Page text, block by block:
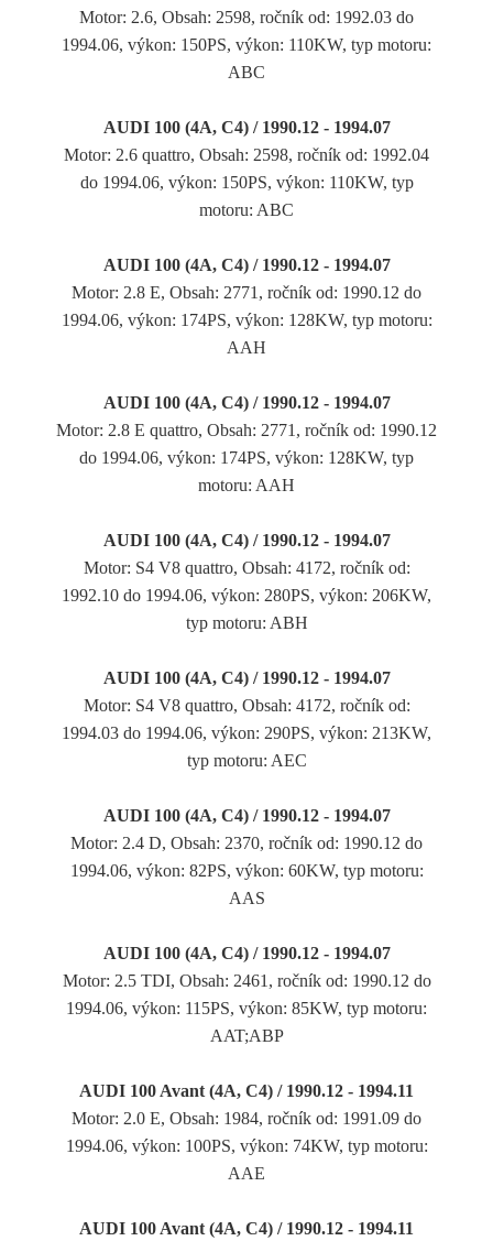
Motor: 2.6, Obsah: 2598, ročník od: 1992.03 do
1994.06, výkon: 150PS, výkon: 110KW, typ motoru:
ABC
AUDI 100 (4A, C4) / 1990.12 - 1994.07
Motor: 2.6 quattro, Obsah: 2598, ročník od: 1992.04
do 1994.06, výkon: 150PS, výkon: 110KW, typ
motoru: ABC
AUDI 100 (4A, C4) / 1990.12 - 1994.07
Motor: 2.8 E, Obsah: 2771, ročník od: 1990.12 do
1994.06, výkon: 174PS, výkon: 128KW, typ motoru:
AAH
AUDI 100 (4A, C4) / 1990.12 - 1994.07
Motor: 2.8 E quattro, Obsah: 2771, ročník od: 1990.12
do 1994.06, výkon: 174PS, výkon: 128KW, typ
motoru: AAH
AUDI 100 (4A, C4) / 1990.12 - 1994.07
Motor: S4 V8 quattro, Obsah: 4172, ročník od:
1992.10 do 1994.06, výkon: 280PS, výkon: 206KW,
typ motoru: ABH
AUDI 100 (4A, C4) / 1990.12 - 1994.07
Motor: S4 V8 quattro, Obsah: 4172, ročník od:
1994.03 do 1994.06, výkon: 290PS, výkon: 213KW,
typ motoru: AEC
AUDI 100 (4A, C4) / 1990.12 - 1994.07
Motor: 2.4 D, Obsah: 2370, ročník od: 1990.12 do
1994.06, výkon: 82PS, výkon: 60KW, typ motoru:
AAS
AUDI 100 (4A, C4) / 1990.12 - 1994.07
Motor: 2.5 TDI, Obsah: 2461, ročník od: 1990.12 do
1994.06, výkon: 115PS, výkon: 85KW, typ motoru:
AAT;ABP
AUDI 100 Avant (4A, C4) / 1990.12 - 1994.11
Motor: 2.0 E, Obsah: 1984, ročník od: 1991.09 do
1994.06, výkon: 100PS, výkon: 74KW, typ motoru:
AAE
AUDI 100 Avant (4A, C4) / 1990.12 - 1994.11